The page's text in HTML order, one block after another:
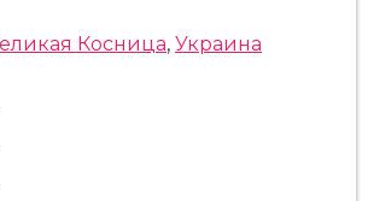
Косница, Украина